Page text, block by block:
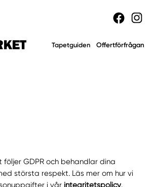
Tapetguiden Offertförfrågan
följer GDPR och behandlar dina
största respekt. Läs mer om hur vi
i vår integritetspolicy.